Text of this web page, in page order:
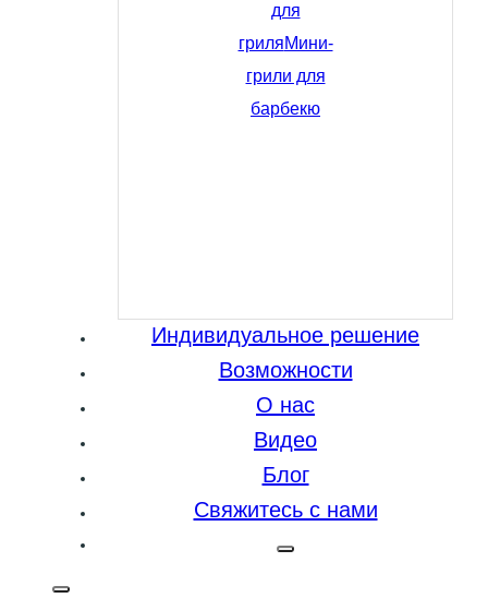
для
гриляМини-
грили для
барбекю
Индивидуальное решение
Возможности
О нас
Видео
Блог
Свяжитесь с нами